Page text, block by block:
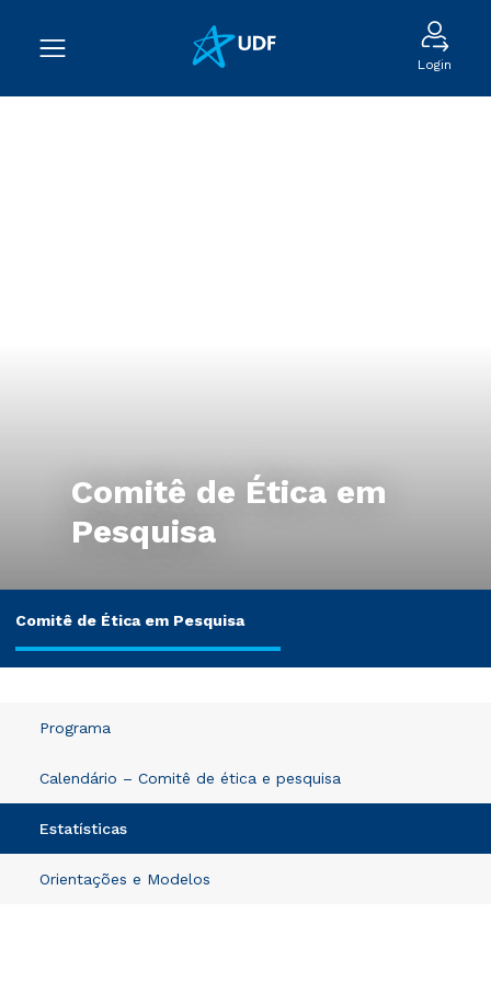
Login
Comitê de Ética em
Pesquisa
Comitê de Ética em Pesquisa
Programa
Calendário – Comitê de ética e pesquisa
Estatísticas
Orientações e Modelos